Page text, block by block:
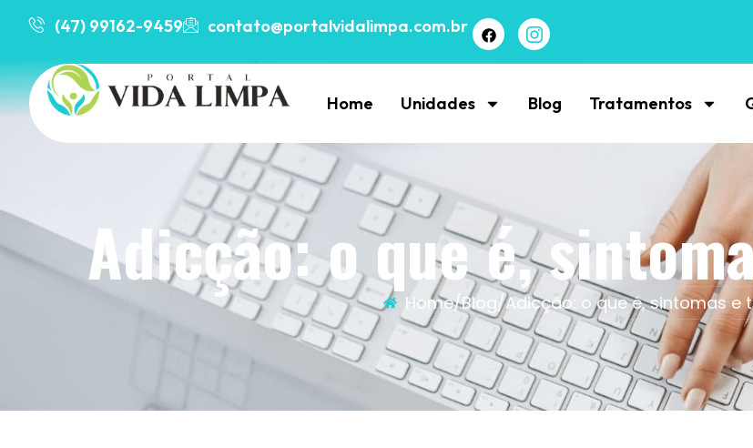
(47) 99162-9459 contato@portalvidalimpa.com.br
Home Unidades Blog Tratamentos
Adicção: o que é,
Home/Blog/Adicção: o que é, sintomas e